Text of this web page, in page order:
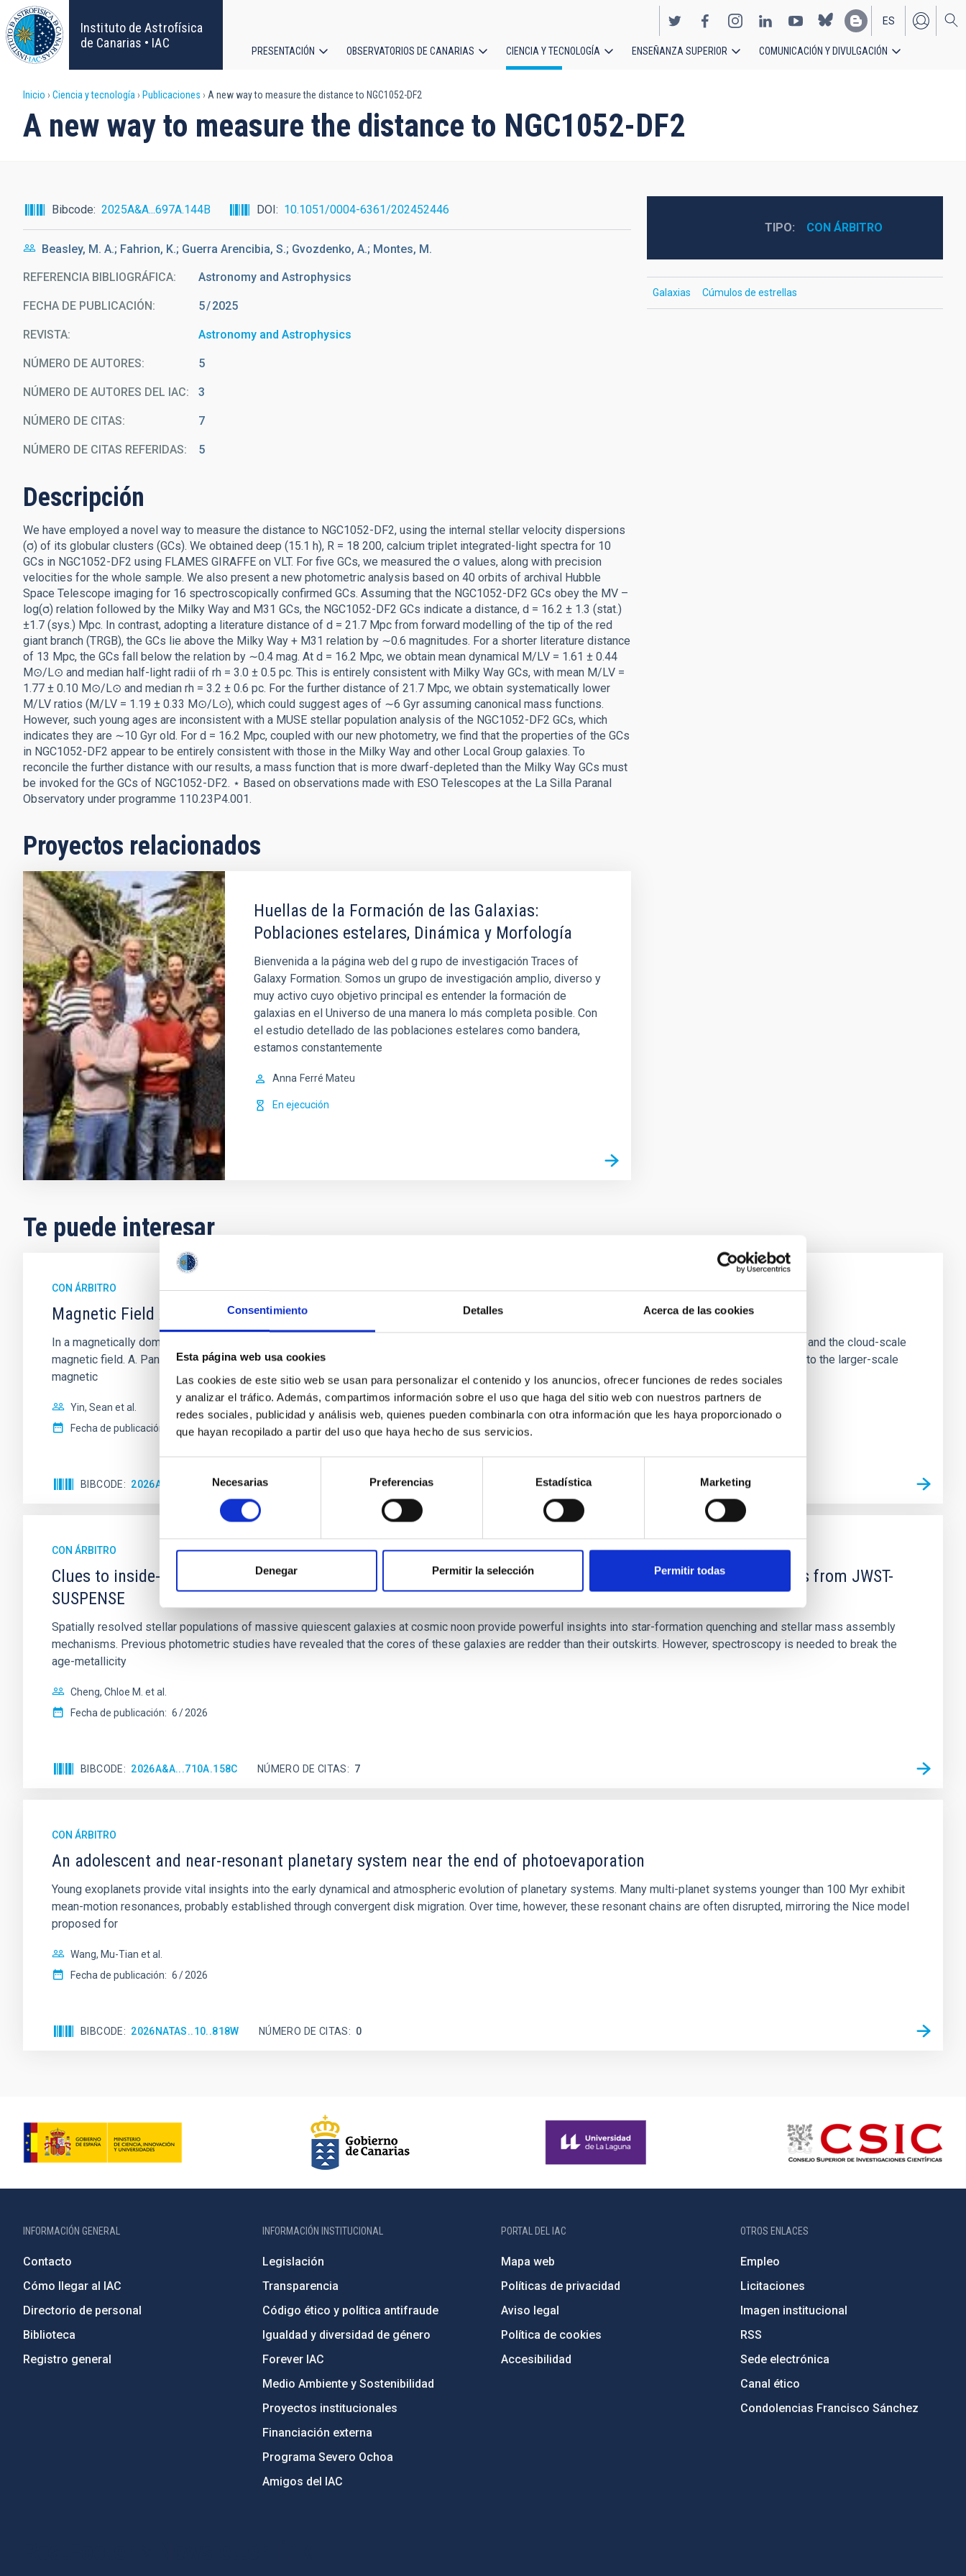
Consentimiento Detalles Acerca de las cookies
Esta página web usa cookies
Las cookies de este sitio web se usan para personalizar el contenido y los anuncios, ofrecer funciones de redes sociales
y analizar el tráfico. Además, compartimos información sobre el uso que haga del sitio web con nuestros partners de
redes sociales, publicidad y análisis web, quienes pueden combinarla con otra información que les haya proporcionado o
que hayan recopilado a partir del uso que haya hecho de sus servicios.
de
consentimiento
Necesarias Preferencias Estadística Marketing
Denegar Permitir la selección Permitir todas
Pasar
al
contenido
principal
Instituto de Astrofísica
de Canarias • IAC
EN
ES
principal
PRESENTACIÓN OBSERVATORIOS DE CANARIAS CIENCIA Y TECNOLOGÍA ENSEÑANZA SUPERIOR COMUNICACIÓN Y DIVULGACIÓN
Sobrescribir
enlaces
ayuda
a
la
navegación
Inicio Ciencia y tecnología Publicaciones A new way to measure the distance to NGC1052-DF2
A new way to measure the distance to NGC1052-DF2
Bibcode 2025A&A...697A.144B DOI 10.1051/0004-6361/202452446
Beasley, M. A.; Fahrion, K.; Guerra Arencibia, S.; Gvozdenko, A.; Montes, M.
REFERENCIA BIBLIOGRÁFICA Astronomy and Astrophysics
FECHA DE PUBLICACIÓN: 5 2025
REVISTA Astronomy and Astrophysics
NÚMERO DE AUTORES 5
NÚMERO DE AUTORES DEL IAC 3
NÚMERO DE CITAS 7
NÚMERO DE CITAS REFERIDAS 5
Descripción
We have employed a novel way to measure the distance to NGC1052-DF2, using the internal stellar velocity dispersions
(σ) of its globular clusters (GCs). We obtained deep (15.1 h), R = 18 200, calcium triplet integrated-light spectra for 10
GCs in NGC1052-DF2 using FLAMES GIRAFFE on VLT. For five GCs, we measured the σ values, along with precision
velocities for the whole sample. We also present a new photometric analysis based on 40 orbits of archival Hubble
Space Telescope imaging for 16 spectroscopically confirmed GCs. Assuming that the NGC1052-DF2 GCs obey the MV –
log(σ) relation followed by the Milky Way and M31 GCs, the NGC1052-DF2 GCs indicate a distance, d = 16.2 ± 1.3 (stat.)
±1.7 (sys.) Mpc. In contrast, adopting a literature distance of d = 21.7 Mpc from forward modelling of the tip of the red
giant branch (TRGB), the GCs lie above the Milky Way + M31 relation by ∼0.6 magnitudes. For a shorter literature distance
of 13 Mpc, the GCs fall below the relation by ∼0.4 mag. At d = 16.2 Mpc, we obtain mean dynamical M/LV = 1.61 ± 0.44
M⊙/L⊙ and median half-light radii of rh = 3.0 ± 0.5 pc. This is entirely consistent with Milky Way GCs, with mean M/LV =
1.77 ± 0.10 M⊙/L⊙ and median rh = 3.2 ± 0.6 pc. For the further distance of 21.7 Mpc, we obtain systematically lower
M/LV ratios (M/LV = 1.19 ± 0.33 M⊙/L⊙), which could suggest ages of ∼6 Gyr assuming canonical mass functions.
However, such young ages are inconsistent with a MUSE stellar population analysis of the NGC1052-DF2 GCs, which
indicates they are ∼10 Gyr old. For d = 16.2 Mpc, coupled with our new photometry, we find that the properties of the GCs
in NGC1052-DF2 appear to be entirely consistent with those in the Milky Way and other Local Group galaxies. To
reconcile the further distance with our results, a mass function that is more dwarf-depleted than the Milky Way GCs must
be invoked for the GCs of NGC1052-DF2. ⋆ Based on observations made with ESO Telescopes at the La Silla Paranal
Observatory under programme 110.23P4.001.
Proyectos relacionados
Huellas de la Formación de las Galaxias:
Poblaciones estelares, Dinámica y Morfología
Bienvenida a la página web del g rupo de investigación Traces of
Galaxy Formation. Somos un grupo de investigación amplio, diverso y
muy activo cuyo objetivo principal es entender la formación de
galaxias en el Universo de una manera lo más completa posible. Con
el estudio detellado de las poblaciones estelares como bandera,
estamos constantemente
Anna Ferré Mateu
En ejecución
TIPO CON ÁRBITRO
Galaxias Cúmulos de estrellas
Te puede interesar
CON ÁRBITRO
Magnetic Field Alignment with Dense Cores in the Transition between Cloud and Core Scales
In a magnetically dominated model of star formation, we expect to see alignments between the magnetic field orientation of star-forming dense cores and the cloud-scale
magnetic field. A. Pandhi et al. showed instead, however, that the orientation of cores and their angular momentum vectors appear random with respect to the larger-scale
magnetic
Yin, Sean et al.
Fecha de publicación:
5 2026
BIBCODE 2026APJ..1003...83Y NÚMERO DE CITAS
CON ÁRBITRO
Clues to inside-out quenching in quiescent galaxies at 1.2 ≲ z ≲ 2.2: Age, Fe-, and Mg-abundance gradients from JWST-
SUSPENSE
Spatially resolved stellar populations of massive quiescent galaxies at cosmic noon provide powerful insights into star-formation quenching and stellar mass assembly
mechanisms. Previous photometric studies have revealed that the cores of these galaxies are redder than their outskirts. However, spectroscopy is needed to break the
age-metallicity
Cheng, Chloe M. et al.
Fecha de publicación: 6 2026
BIBCODE 2026A&A...710A.158C NÚMERO DE CITAS 7
CON ÁRBITRO
An adolescent and near-resonant planetary system near the end of photoevaporation
Young exoplanets provide vital insights into the early dynamical and atmospheric evolution of planetary systems. Many multi-planet systems younger than 100 Myr exhibit
mean-motion resonances, probably established through convergent disk migration. Over time, however, these resonant chains are often disrupted, mirroring the Nice model
proposed for
Wang, Mu-Tian et al.
Fecha de publicación: 6 2026
BIBCODE 2026NATAS..10..818W NÚMERO DE CITAS 0
INFORMACIÓN GENERAL
Contacto
Cómo llegar al IAC
Directorio de personal
Biblioteca
Registro general
INFORMACIÓN INSTITUCIONAL
Legislación
Transparencia
Código ético y política antifraude
Igualdad y diversidad de género
Forever IAC
Medio Ambiente y Sostenibilidad
Proyectos institucionales
Financiación externa
Programa Severo Ochoa
Amigos del IAC
PORTAL DEL IAC
Mapa web
Políticas de privacidad
Aviso legal
Política de cookies
Accesibilidad
OTROS ENLACES
Empleo
Licitaciones
Imagen institucional
RSS
Sede electrónica
Canal ético
Condolencias Francisco Sánchez